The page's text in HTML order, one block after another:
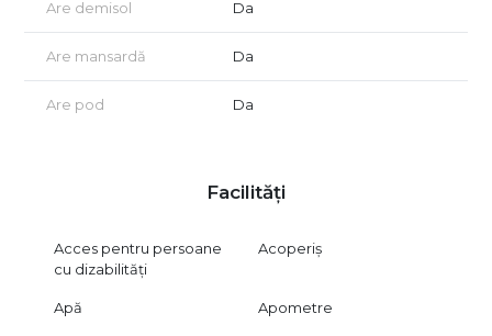
Are demisol Da
Are mansardă Da
Are pod Da
Facilități
Acces pentru persoane
cu dizabilități
Acoperiș
Apă Apometre